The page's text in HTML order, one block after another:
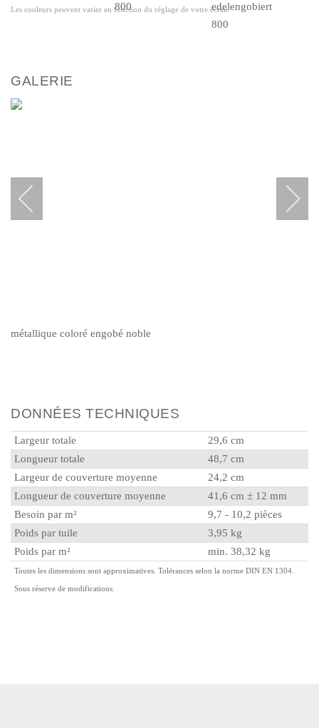
Les couleurs peuvent varier en fonction du réglage de votre écran.
GALERIE
métallique coloré engobé noble
DONNÉES TECHNIQUES
Largeur totale
29,6 cm
Longueur totale
48,7 cm
Largeur de couverture moyenne
24,2 cm
Longueur de couverture moyenne
41,6 cm ± 12 mm
Besoin par m²
9,7 - 10,2 pièces
Poids par tuile
3,95 kg
Poids par m²
min. 38,32 kg
Toutes les dimensions sont approximatives. Tolérances selon la norme DIN EN 1304.
Sous réserve de modifications.